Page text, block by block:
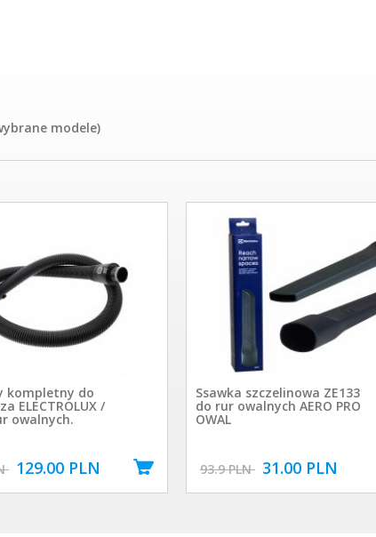
modele)
kompletny do
ELECTROLUX /
owalnych.
129.00 PLN
Ssawka szczelinowa ZE133
do rur owalnych AERO PRO
OWAL
93.9 PLN 31.00 PLN